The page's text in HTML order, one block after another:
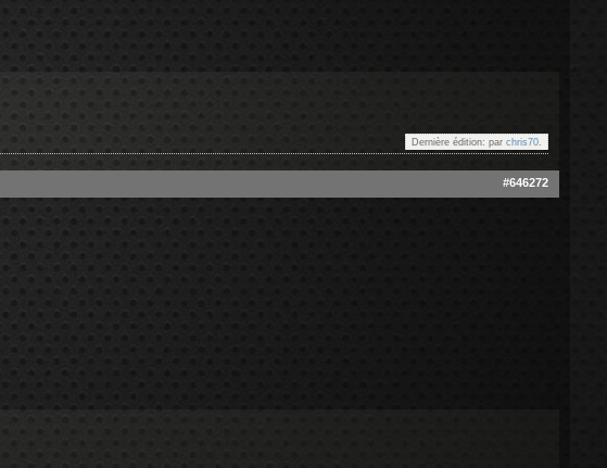
Dernière édition: par chris70.
#646272